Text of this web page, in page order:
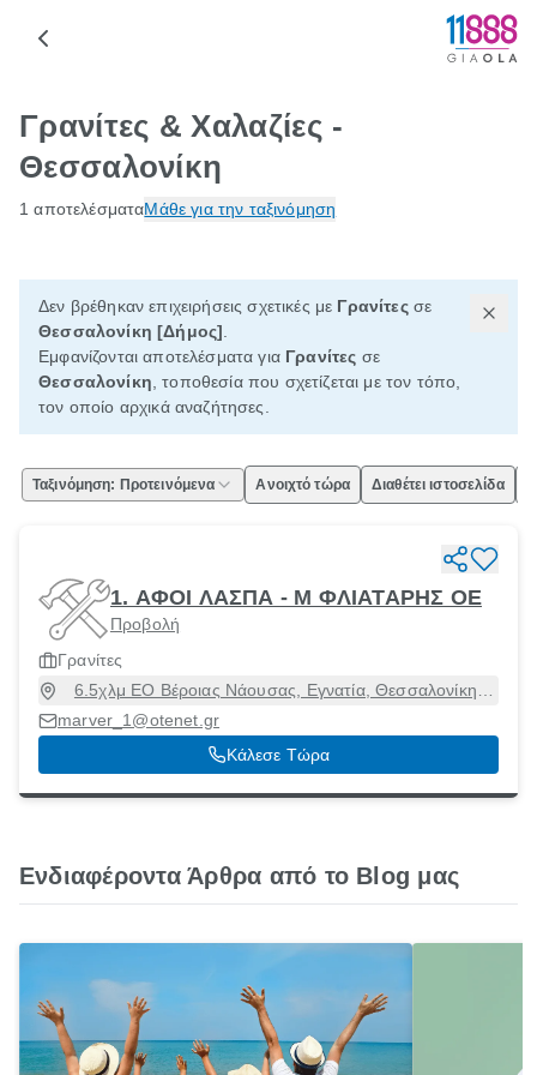
Γρανίτες & Χαλαζίες -
Θεσσαλονίκη
1 αποτελέσματαΜάθε για την ταξινόμηση
Δεν βρέθηκαν επιχειρήσεις σχετικές με Γρανίτεςσε
Θεσσαλονίκη [Δήμος]
Εμφανίζονται αποτελέσματα για Γρανίτες σε
Θεσσαλονίκη , τοποθεσία που σχετίζεται με τον τόπο,
τον οποίο αρχικά αναζήτησες.
Ταξινόμηση: Προτεινόμενα Ανοιχτό τώρα Διαθέτει ιστοσελίδα
1. ΑΦΟΙ ΛΑΣΠΑ - Μ ΦΛΙΑΤΑΡΗΣ ΟΕ
Προβολή
Γρανίτες
6.5χλμ ΕΟ Βέροιας Νάουσας, Εγνατία, Θεσσαλονίκη,
marver_1@otenet.gr
Κάλεσε Τώρα
Ενδιαφέροντα Άρθρα από το Blog μας